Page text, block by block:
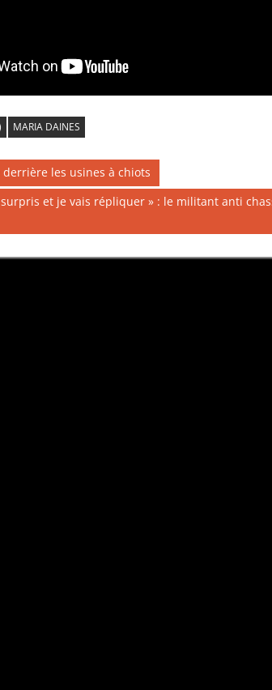
MARIA DAINES
les usines à chiots
surpris et je vais répliquer » : le militant anti